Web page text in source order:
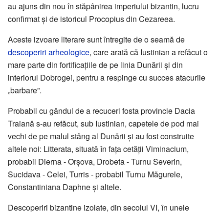
au ajuns din nou în stăpânirea imperiului bizantin, lucru
confirmat și de istoricul Procopius din Cezareea.
Aceste izvoare literare sunt întregite de o seamă de
descoperiri arheologice, care arată că Iustinian a refăcut o
mare parte din fortificațiile de pe linia Dunării și din
interiorul Dobrogei, pentru a respinge cu succes atacurile
„barbare”.
Probabil cu gândul de a recuceri fosta provincie Dacia
Traiană s-au refăcut, sub Iustinian, capetele de pod mai
vechi de pe malul stâng al Dunării și au fost construite
altele noi: Litterata, situată în fața cetății Viminacium,
probabil Dierna - Orșova, Drobeta - Turnu Severin,
Sucidava - Celei, Turris - probabil Turnu Măgurele,
Constantiniana Daphne și altele.
Descoperiri bizantine izolate, din secolul VI, în unele